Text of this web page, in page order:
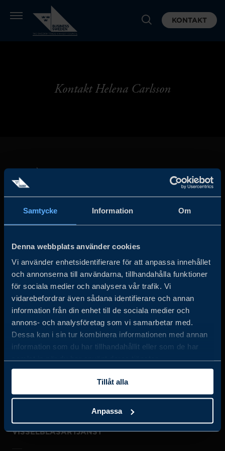
Samtycke Information Om
Denna webbplats använder cookies
Vi använder enhetsidentifierare för att anpassa innehållet
och annonserna till användarna, tillhandahålla funktioner
för sociala medier och analysera vår trafik. Vi
vidarebefordrar även sådana identifierare och annan
information från din enhet till de sociala medier och
annons- och analysföretag som vi samarbetar med.
Dessa kan i sin tur kombinera informationen med annan
information som du har tillhandahållit eller som de har
samlat in när du har använt deras tjänster.
Tillåt alla
Anpassa
KONTAKT
Kontakt Helena Carlsson
det privata näringslivet för att hjälpa svenska företag att
öka sin globala försäljning och internationella företag att
investera och expandera i Sverige.
JOBBA HOS OSS
OM OSS
VISSELBLÅSARTJÄNST